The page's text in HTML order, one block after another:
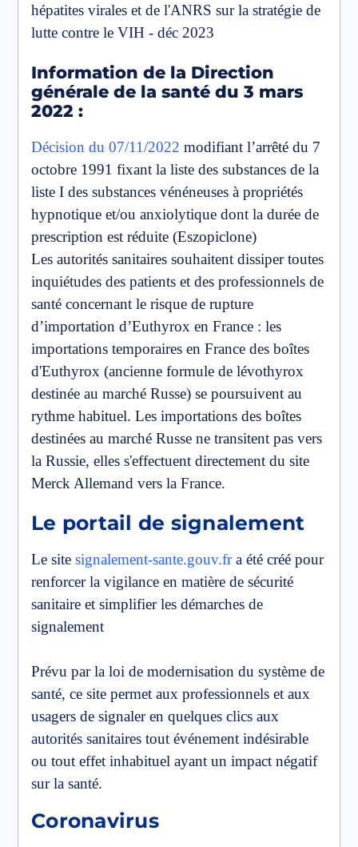
hépatites virales et de l'ANRS sur la stratégie de
lutte contre le VIH - déc 2023
Information de la Direction
générale de la santé du 3 mars
2022 :
Décision du 07/11/2022 modifiant l’arrêté du 7
octobre 1991 fixant la liste des substances de la
liste I des substances vénéneuses à propriétés
hypnotique et/ou anxiolytique dont la durée de
prescription est réduite (Eszopiclone)
Les autorités sanitaires souhaitent dissiper toutes
inquiétudes des patients et des professionnels de
santé concernant le risque de rupture
d’importation d’Euthyrox en France : les
importations temporaires en France des boîtes
d'Euthyrox (ancienne formule de lévothyrox
destinée au marché Russe) se poursuivent au
rythme habituel. Les importations des boîtes
destinées au marché Russe ne transitent pas vers
la Russie, elles s'effectuent directement du site
Merck Allemand vers la France.
Le portail de signalement
Le site signalement-sante.gouv.fra été créé pour
renforcer la vigilance en matière de sécurité
sanitaire et simplifier les démarches de
signalement
Prévu par la loi de modernisation du système de
santé, ce site permet aux professionnels et aux
usagers de signaler en quelques clics aux
autorités sanitaires tout événement indésirable
ou tout effet inhabituel ayant un impact négatif
sur la santé.
Coronavirus